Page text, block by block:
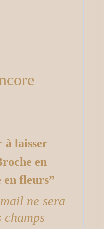
à laisser
en
en fleurs”
ne sera
champs